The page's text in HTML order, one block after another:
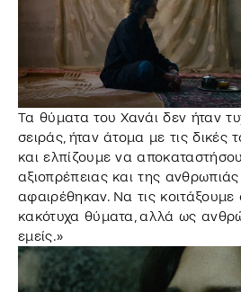
Τα θύματα του Χανάι δεν ήταν
σειράς, ήταν άτομα με τις δικές
και ελπίζουμε να
αξιοπρέπειας και της
αφαιρέθηκαν. Να τις κοιτάξουμε
κακότυχα θύματα, αλλά ως
εμείς.»